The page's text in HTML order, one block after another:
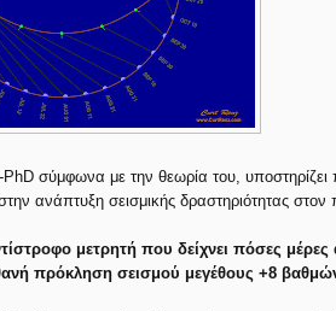
σύμφωνα με την θεωρία του, υποστηρίζει
ανάπτυξη σεισμικής δραστηριότητας
μετρητή που δείχνει πόσες
πρόκληση σεισμού μεγέθους +8